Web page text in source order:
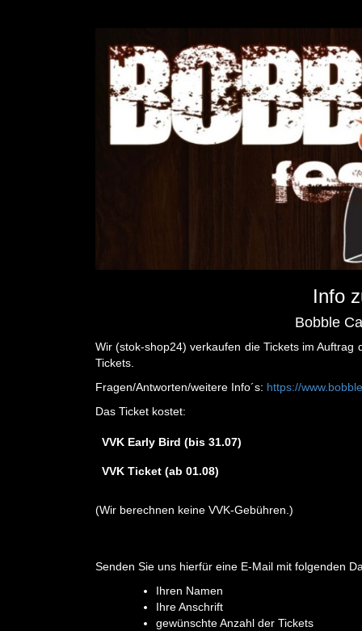
Info
Bobble
Wir (stok-shop24) verkaufen die Tickets im
Tickets.
Fragen/Antworten/weitere Info´s: https://
Das Ticket kostet:
VVK Early Bird (bis 31.07)
VVK Ticket (ab 01.08)
(Wir berechnen keine VVK-Gebühren.)
Senden Sie uns hierfür eine E-Mail mit folgenden
Ihren Namen
Ihre Anschrift
gewünschte Anzahl der Tickets